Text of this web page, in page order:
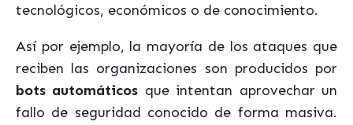
tecnológicos, económicos o de conocimiento.
Así por ejemplo, la mayoría de los ataques que
reciben las organizaciones son producidos por
bots automáticos que intentan aprovechar un
fallo de seguridad conocido de forma masiva.